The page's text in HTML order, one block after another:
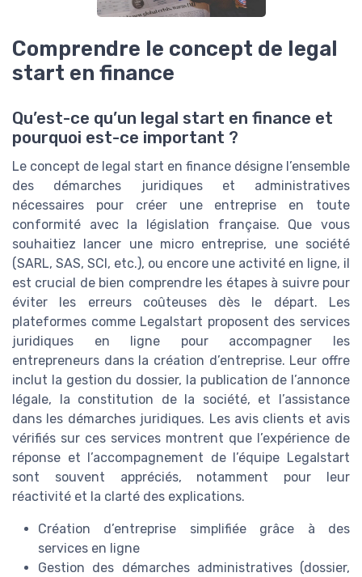
Comprendre le concept de legal
start en finance
Qu’est-ce qu’un legal start en finance et
pourquoi est-ce important ?
Le concept de legal start en finance désigne l’ensemble
des démarches juridiques et administratives
nécessaires pour créer une entreprise en toute
conformité avec la législation française. Que vous
souhaitiez lancer une micro entreprise, une société
(SARL, SAS, SCI, etc.), ou encore une activité en ligne, il
est crucial de bien comprendre les étapes à suivre pour
éviter les erreurs coûteuses dès le départ. Les
plateformes comme Legalstart proposent des services
juridiques en ligne pour accompagner les
entrepreneurs dans la création d’entreprise. Leur offre
inclut la gestion du dossier, la publication de l’annonce
légale, la constitution de la société, et l’assistance
dans les démarches juridiques. Les avis clients et avis
vérifiés sur ces services montrent que l’expérience de
réponse et l’accompagnement de l’équipe Legalstart
sont souvent appréciés, notamment pour leur
réactivité et la clarté des explications.
Création d’entreprise simplifiée grâce à des
services en ligne
Gestion des démarches administratives (dossier,